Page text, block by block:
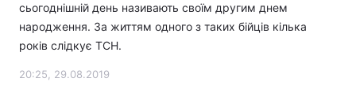
сьогоднішній день називають своїм другим днем
народження. За життям одного з таких бійців кілька
років слідкує ТСН.
20:25, 29.08.2019